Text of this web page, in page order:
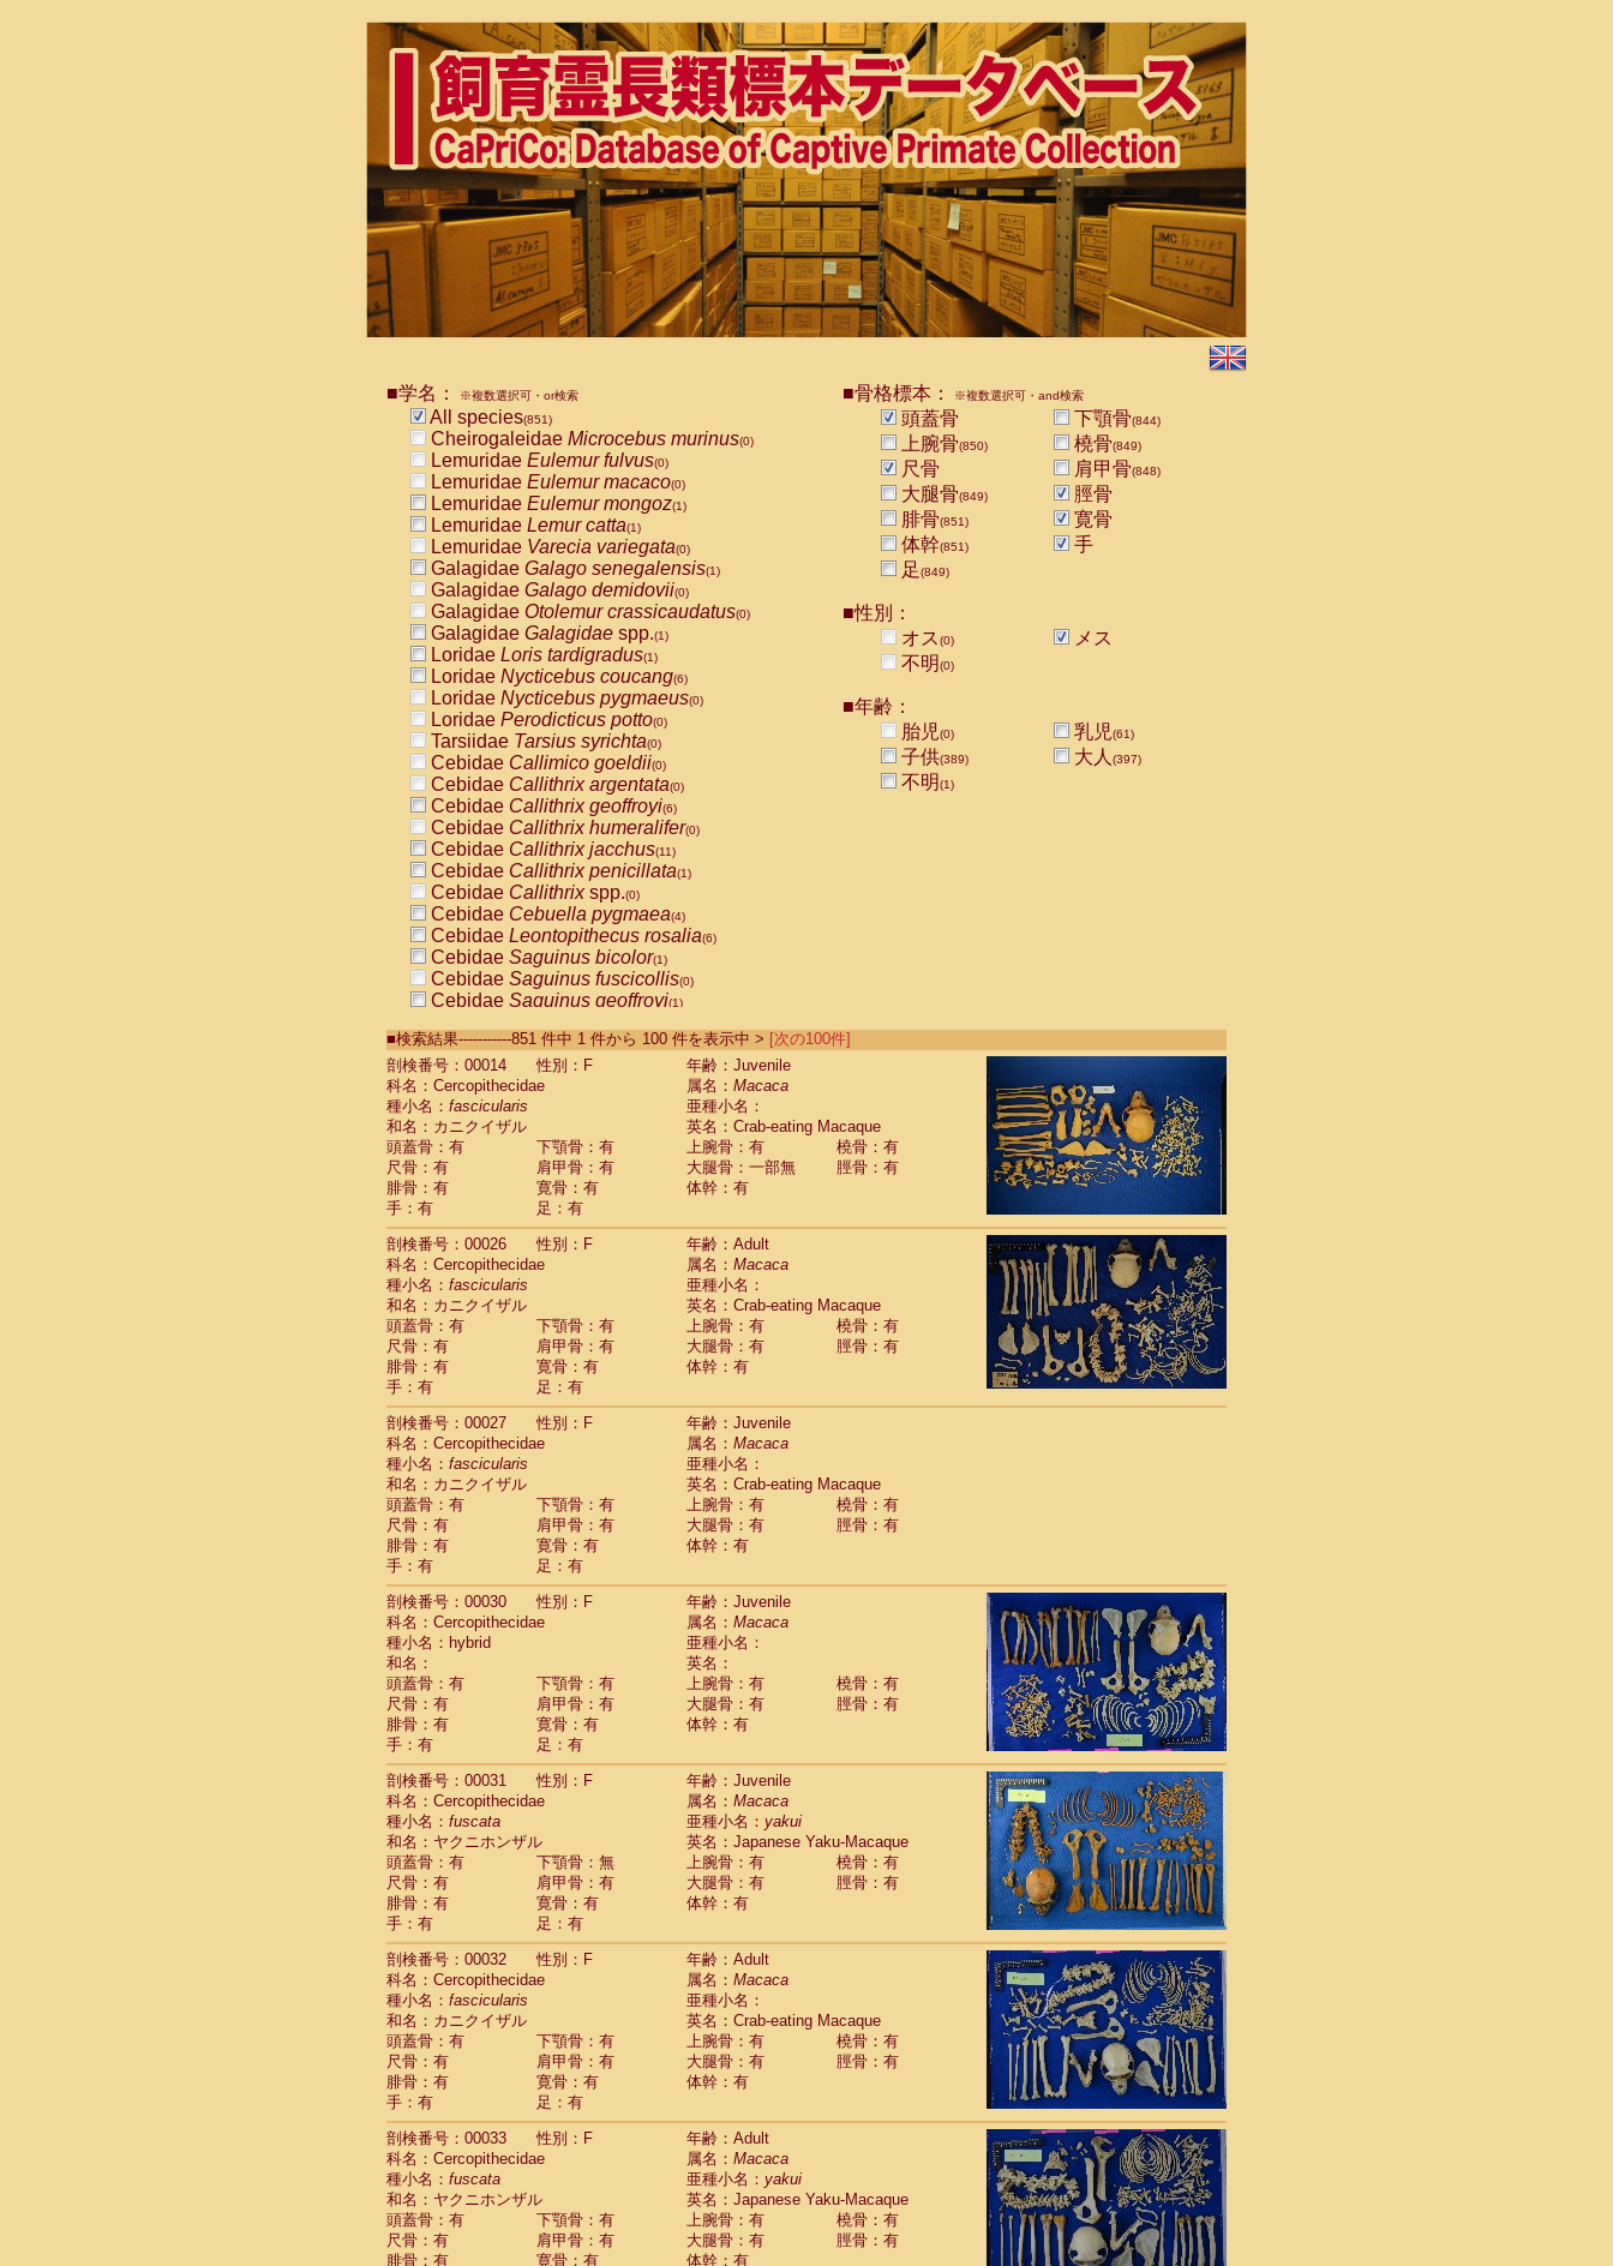
■学名： ※複数選択可・or検索
All species(851)
Cheirogaleidae Microcebus murinus(0)
Lemuridae Eulemur fulvus(0)
Lemuridae Eulemur macaco(0)
Lemuridae Eulemur mongoz(1)
Lemuridae Lemur catta(1)
Lemuridae Varecia variegata(0)
Galagidae Galago senegalensis(1)
Galagidae Galago demidovii(0)
Galagidae Otolemur crassicaudatus(0)
Galagidae Galagidae spp.(1)
Loridae Loris tardigradus(1)
Loridae Nycticebus coucang(6)
Loridae Nycticebus pygmaeus(0)
Loridae Perodicticus potto(0)
Tarsiidae Tarsius syrichta(0)
Cebidae Callimico goeldii(0)
Cebidae Callithrix argentata(0)
Cebidae Callithrix geoffroyi(6)
Cebidae Callithrix humeralifer(0)
Cebidae Callithrix jacchus(11)
Cebidae Callithrix penicillata(1)
Cebidae Callithrixspp.(0)
Cebidae Cebuella pygmaea(4)
Cebidae Leontopithecus rosalia(6)
Cebidae Saguinus bicolor(1)
Cebidae Saguinus fuscicollis(0)
Cebidae Saguinus geoffroyi(1)
CebidaeSaguinus labiatus(0)
Cebidae Saguinus leucopus (2)
CebidaeSaguinus midas
CebidaeSaguinus mystax
CebidaeSaguinus nigricollis (22)
Cebidae Saguinus oedipus
Cebidae Saguinus weddelli
Cebidae Saguinusspp.
Cebidae Aotus trivirgatus
Cebidae Cebus albifrons
CebidaeCebus apella
CebidaeCebus capucinus
CebidaeCebus nigrivittatus
Cebidae Cebusspp.(0)
Cebidae Saimiri boliviensis
Cebidae Saimiri sciureus
Atelidae Alouatta caraya
AtelidaeAlouatta fusca
Atelidae Alouatta seniculus
AtelidaeAlouatta
AtelidaeAteles belzebuth
Atelidae Ateles geoffroyi
Atelidae Ateles paniscus
Atelidae Atelesspp.
Atelidae Lagothrix lagothricha
AtelidaeLagothrix lagothricha cana(0)
Pitheciidae Cacajao calvus rubicundus(0)
PitheciidaeCallicebus cupreus(2)
Pitheciidae Callicebus donacophilus(0)
Pitheciidae Callicebus moloch(0)
Pitheciidae Callicebus torquatus(0)
Pitheciidae Callicebus
Pitheciidae Chiropotes satanas
Pitheciidae Pithecia monachus
Pitheciidae Pithecia pithecia (0)
Cercopithecidae Cercocebus agilis (0)
Cercopithecidae Cercocebus galeritus chrysogaster
Cercopithecidae Cercocebus torquatus atys (0)
CercopithecidaeCercocebus torquatus lunulatus(1)
CercopithecidaeCercocebus torquatus torquatus(0)
CercopithecidaeCercocebus hybrid(2)
CercopithecidaeCercocebus
CercopithecidaeLophocebus albigena(0)
Cercopithecidae (0)
Cercopithecidae Papio cynocephalus (7)
Cercopithecidae Papio hamadryas(1)
CercopithecidaePapio papio
CercopithecidaePapio
CercopithecidaeMandrillus leucophaeus
CercopithecidaeMandrillus sphinx
CercopithecidaeTheropithecus gelada(0)
CercopithecidaeMacaca arctoides(3)
Cercopithecidae Macaca assamensis
Cercopithecidae Macaca brunnescens (0)
CercopithecidaeMacaca cyclopis (17)
CercopithecidaeMacaca fascicularis (317)
CercopithecidaeMacaca fuscaca fuscata
■骨格標本： ※複数選択可・and検索
頭蓋骨 下顎骨(844)
上腕骨(850) 橈骨(849)
尺骨 肩甲骨(848)
大腿骨(849)
脛骨
腓骨(851)
寛骨
体幹(851)
手
足(849)
■性別：
オス(0)
メス
不明(0)
■年齢：
胎児(0) 乳児(61)
子供(389) 大人 (397)
不明(1)
■検索結果-----------851 件中 1 件から 100 件を表示中 > [次の100件]
剖検番号：00014
性別：F
年齢：Juvenile
科名：Cercopithecidae
属名： Macaca
種小名： fascicularis
亜種小名：
和名：カニクイザル
英名：Crab-eating Macaque
頭蓋骨：有
下顎骨：有 上腕骨：有
橈骨：有
尺骨：有
肩甲骨：有 大腿骨：一部無
脛骨：有
腓骨：有
寛骨：有
体幹：有
手：有
足：有
剖検番号：00026
性別：F
年齢：Adult
科名：Cercopithecidae
属名： Macaca
種小名： fascicularis
亜種小名：
和名：カニクイザル
英名：Crab-eating Macaque
頭蓋骨：有
下顎骨：有 上腕骨：有
橈骨：有
尺骨：有
肩甲骨：有 大腿骨：有
脛骨：有
腓骨：有
寛骨：有
体幹：有
手：有
足：有
剖検番号：00027
性別：F
年齢：Juvenile
科名：Cercopithecidae
属名： Macaca
種小名： fascicularis
亜種小名：
和名：カニクイザル
英名：Crab-eating Macaque
頭蓋骨：有
下顎骨：有 上腕骨：有
橈骨：有
尺骨：有
肩甲骨：有 大腿骨：有
脛骨：有
腓骨：有
寛骨：有
体幹：有
手：有
足：有
剖検番号：00030
性別：F
年齢：Juvenile
科名：Cercopithecidae
属名： Macaca
種小名：hybrid
亜種小名：
和名：
英名：
頭蓋骨：有
下顎骨：有 上腕骨：有
橈骨：有
尺骨：有
肩甲骨：有 大腿骨：有
脛骨：有
腓骨：有
寛骨：有
体幹：有
手：有
足：有
剖検番号：00031
性別：F
年齢：Juvenile
科名：Cercopithecidae
属名： Macaca
種小名： fuscata 亜種小名： yakui
和名：ヤクニホンザル
英名：Japanese Yaku-Macaque
頭蓋骨：有
下顎骨：無 上腕骨：有
橈骨：有
尺骨：有
肩甲骨：有 大腿骨：有
脛骨：有
腓骨：有
寛骨：有
体幹：有
手：有
足：有
剖検番号：00032
性別：F
年齢：Adult
科名：Cercopithecidae
属名： Macaca
種小名： fascicularis
亜種小名：
和名：カニクイザル
英名：Crab-eating Macaque
頭蓋骨：有
下顎骨：有 上腕骨：有
橈骨：有
尺骨：有
肩甲骨：有 大腿骨：有
脛骨：有
腓骨：有
寛骨：有
体幹：有
手：有
足：有
剖検番号：00033
性別：F
年齢：Adult
科名：Cercopithecidae
属名： Macaca
種小名： fuscata 亜種小名： yakui
和名：ヤクニホンザル
英名：Japanese Yaku-Macaque
頭蓋骨：有
下顎骨：有 上腕骨：有
橈骨：有
尺骨：有
肩甲骨：有 大腿骨：有
脛骨：有
腓骨：有
寛骨：有
体幹：有